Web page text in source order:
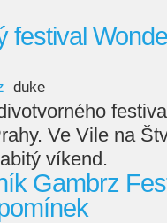
festival
duke
Ve Vile na
víkend.
Gambrz